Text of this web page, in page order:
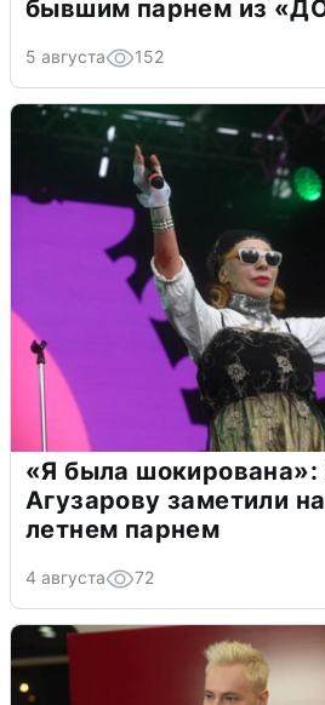
бывшим парнем из
5 августа 152
«Я была
Агузарову заметили
летнем парнем
4 августа 72